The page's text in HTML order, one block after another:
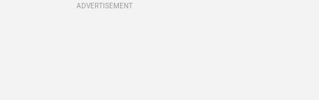
ADVERTISEMENT